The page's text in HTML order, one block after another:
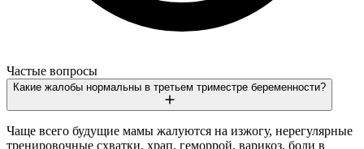
Частые вопросы
Какие жалобы нормальны в третьем триместре беременности?
Чаще всего будущие мамы жалуются на изжогу, нерегулярные
тренировочные схватки, храп, геморрой, варикоз, боли в